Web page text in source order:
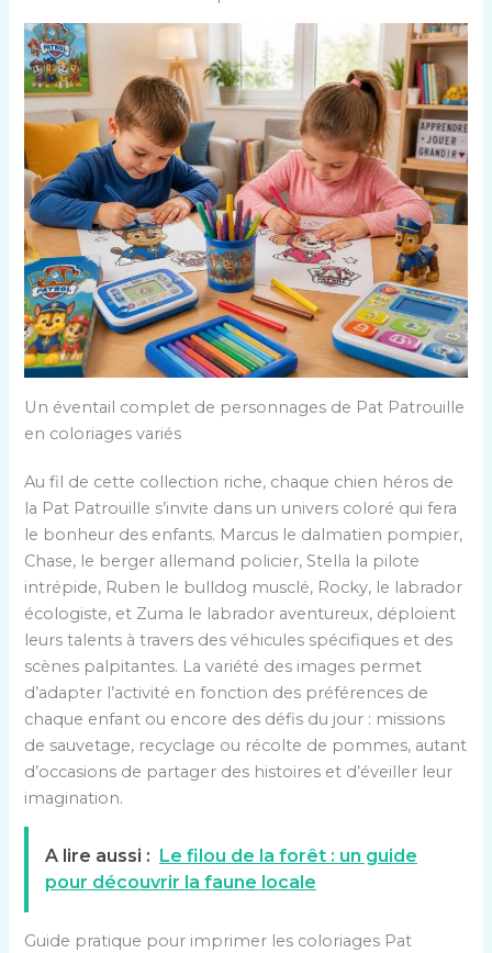
Un éventail complet de personnages de Pat Patrouille
en coloriages variés
Au fil de cette collection riche, chaque chien héros de
la Pat Patrouille s’invite dans un univers coloré qui fera
le bonheur des enfants. Marcus le dalmatien pompier,
Chase, le berger allemand policier, Stella la pilote
intrépide, Ruben le bulldog musclé, Rocky, le labrador
écologiste, et Zuma le labrador aventureux, déploient
leurs talents à travers des véhicules spécifiques et des
scènes palpitantes. La variété des images permet
d’adapter l’activité en fonction des préférences de
chaque enfant ou encore des défis du jour : missions
de sauvetage, recyclage ou récolte de pommes, autant
d’occasions de partager des histoires et d’éveiller leur
imagination.
A lire aussi : Le filou de la forêt : un guide
pour découvrir la faune locale
Guide pratique pour imprimer les coloriages Pat